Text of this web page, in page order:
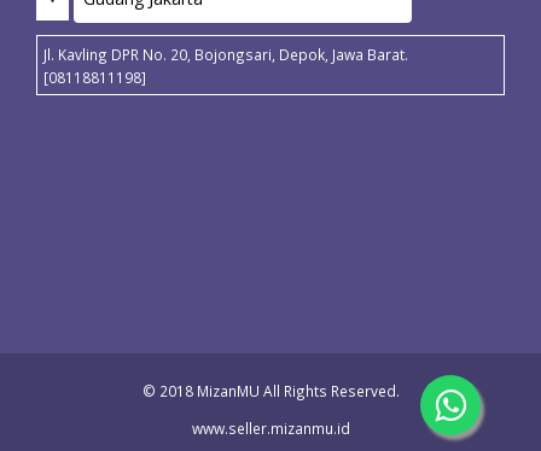
Jl. Kavling DPR No. 20, Bojongsari, Depok, Jawa Barat.
[08118811198]
© 2018 MizanMU All Rights Reserved.
www.seller.mizanmu.id